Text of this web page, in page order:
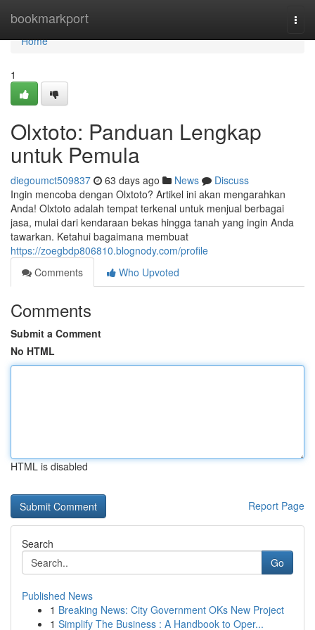
bookmarkport
Home
Home
1
Olxtoto: Panduan Lengkap
untuk Pemula
diegoumct509837 63 days ago News
Discuss
Ingin mencoba dengan Olxtoto? Artikel ini akan mengarahkan
Anda! Olxtoto adalah tempat terkenal untuk menjual berbagai
jasa, mulai dari kendaraan bekas hingga tanah yang ingin Anda
tawarkan. Ketahui bagaimana membuat
https://zoegbdp806810.blognody.com/profile
Comments
Who Upvoted
Comments
Submit a Comment
No HTML
HTML is disabled
Report Page
Search
Go
Published News
1 Breaking News: City Government OKs New Project
1 Simplify The Business : A Handbook to Oper...